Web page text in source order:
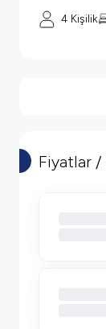
4 Kişilik
Fiyatlar /